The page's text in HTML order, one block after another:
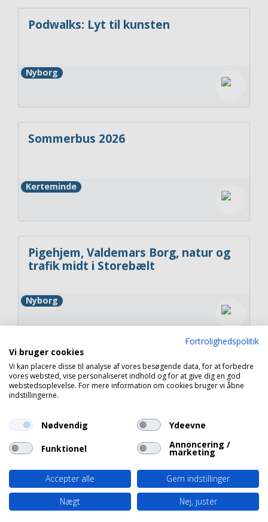
Podwalks: Lyt til kunsten
Nyborg
Sommerbus 2026
Kerteminde
Pigehjem, Valdemars Borg, natur og
trafik midt i Storebælt
Nyborg
Copyright 2026 © Havneguide.dk
Fortrolighedspolitik
Vi bruger cookies
Vi kan placere disse til analyse af vores besøgende data, for at forbedre
vores websted, vise personaliseret indhold og for at give dig en god
webstedsoplevelse. For mere information om cookies bruger vi åbne
indstillingerne.
Nødvendig Ydeevne
Funktionel Annoncering /
marketing
Accepter alle
Gem indstillinger
Nægt
Nej, juster